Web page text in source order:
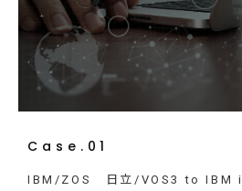
Case.01
IBM/ZOS 日立/VOS3 to IBM i